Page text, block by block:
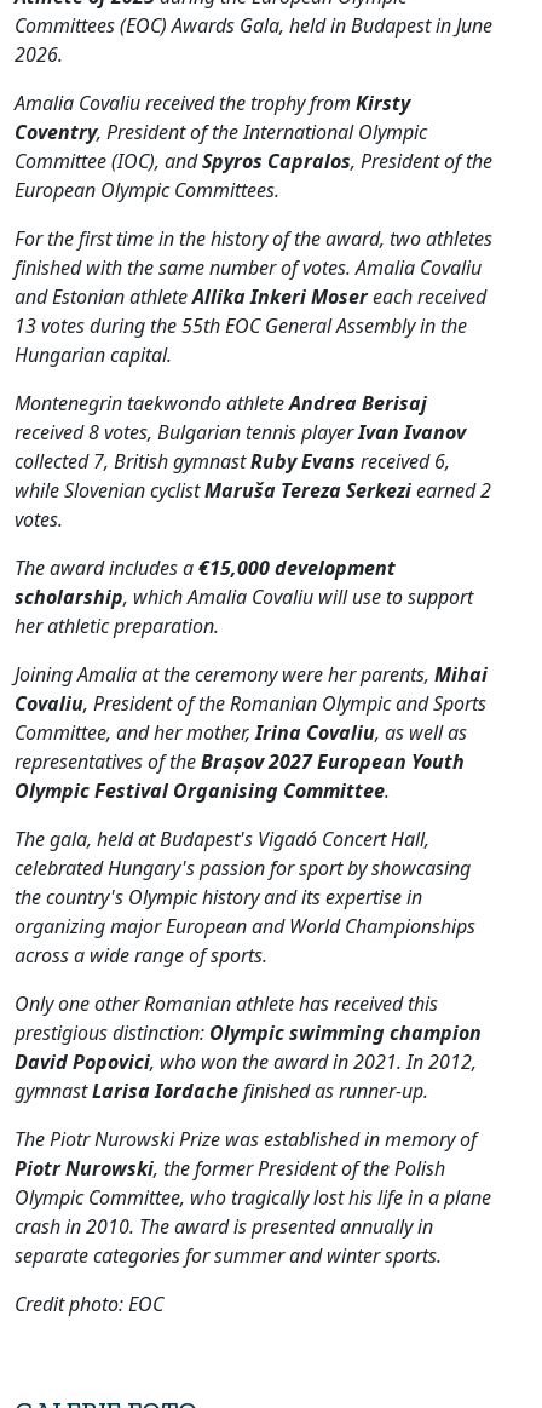
Committees (EOC) Awards Gala, held in Budapest in June
2026.
Amalia Covaliu received the trophy from Kirsty
Coventry, President of the International Olympic
Committee (IOC), andSpyros Capralos, President of the
European Olympic Committees.
For the first time in the history of the award, two athletes
finished with the same number of votes. Amalia Covaliu
and Estonian athleteAllika Inkeri Mosereach received
13 votes during the 55th EOC General Assembly in the
Hungarian capital.
Montenegrin taekwondo athleteAndrea Berisaj
received 8 votes, Bulgarian tennis playerIvan Ivanov
collected 7, British gymnastRuby Evans received 6,
while Slovenian cyclistMaruša Tereza Serkeziearned 2
votes.
The award includes a€15,000 development
scholarship, which Amalia Covaliu will use to support
her athletic preparation.
Joining Amalia at the ceremony were her parents, Mihai
Covaliu, President of the Romanian Olympic and Sports
Committee, and her mother,Irina Covaliu, as well as
representatives of theBrașov 2027 European Youth
Olympic Festival Organising Committee.
The gala, held at Budapest's Vigadó Concert Hall,
celebrated Hungary's passion for sport by showcasing
the country's Olympic history and its expertise in
organizing major European and World Championships
across a wide range of sports.
Only one other Romanian athlete has received this
prestigious distinction: Olympic swimming champion
David Popovici, who won the award in 2021. In 2012,
gymnastLarisa Iordachefinished as runner-up.
The Piotr Nurowski Prize was established in memory of
Piotr Nurowski, the former President of the Polish
Olympic Committee, who tragically lost his life in a plane
crash in 2010. The award is presented annually in
separate categories for summer and winter sports.
Credit photo: EOC